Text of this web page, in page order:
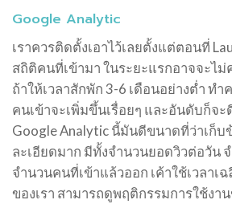
Google Analytic
เราควรติดตั้งเอาไว้เลยตั้งแต่ตอนที่
สถิติคนที่เข้ามา ในระยะแรกอาจจะไม่
ถ้าให้เวลาสักพัก 3-6 เดือนอย่างต่ำ ท
คนเข้าจะเพิ่มขึ้นเรื่อยๆ และอันดับก็จะ
Google Analytic นี้มันดีขนาดที่ว่าเก็
ละเอียดมาก มีทั้งจำนวนยอดวิวต่อวัน
จำนวนคนที่เข้าแล้วออก เค้าใช้เวลาเ
ของเรา สามารถดูพฤติกรรมการใช้งา